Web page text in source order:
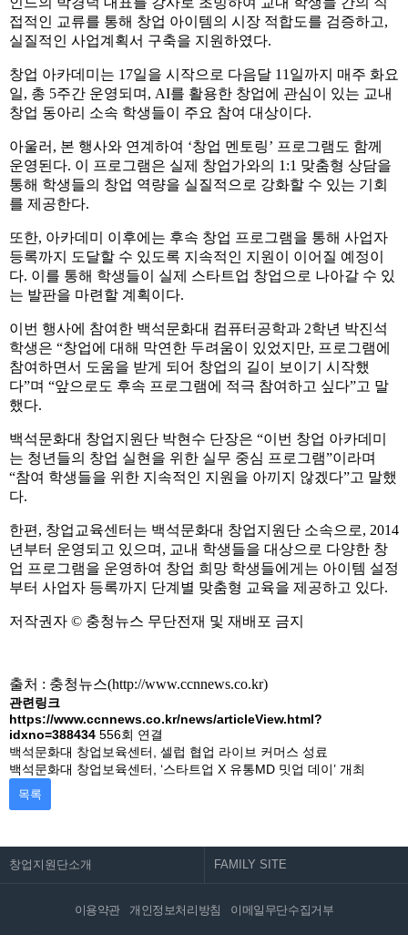
접적인 교류를 통해 창업 아이템의 시장 적합도를 검증하고,
실질적인 사업계획서 구축을 지원하였다.
창업 아카데미는 17일을 시작으로 다음달 11일까지 매주 화요
일, 총 5주간 운영되며, AI를 활용한 창업에 관심이 있는 교내
창업 동아리 소속 학생들이 주요 참여 대상이다.
아울러, 본 행사와 연계하여 ‘창업 멘토링’ 프로그램도 함께
운영된다. 이 프로그램은 실제 창업가와의 1:1 맞춤형 상담을
통해 학생들의 창업 역량을 실질적으로 강화할 수 있는 기회
를 제공한다.
또한, 아카데미 이후에는 후속 창업 프로그램을 통해 사업자
등록까지 도달할 수 있도록 지속적인 지원이 이어질 예정이
다. 이를 통해 학생들이 실제 스타트업 창업으로 나아갈 수 있
는 발판을 마련할 계획이다.
이번 행사에 참여한 백석문화대 컴퓨터공학과 2학년 박진석
학생은 “창업에 대해 막연한 두려움이 있었지만, 프로그램에
참여하면서 도움을 받게 되어 창업의 길이 보이기 시작했
다”며 “앞으로도 후속 프로그램에 적극 참여하고 싶다”고 말
했다.
백석문화대 창업지원단 박현수 단장은 “이번 창업 아카데미
는 청년들의 창업 실현을 위한 실무 중심 프로그램”이라며
“참여 학생들을 위한 지속적인 지원을 아끼지 않겠다”고 말했
다.
한편, 창업교육센터는 백석문화대 창업지원단 소속으로, 2014
년부터 운영되고 있으며, 교내 학생들을 대상으로 다양한 창
업 프로그램을 운영하여 창업 희망 학생들에게는 아이템 설정
부터 사업자 등록까지 단계별 맞춤형 교육을 제공하고 있다.
저작권자 © 충청뉴스 무단전재 및 재배포 금지
출처 : 충청뉴스(http://www.ccnnews.co.kr)
관련링크
https://www.ccnnews.co.kr/news/articleView.html?
idxno=388434 556회 연결
백석문화대 창업보육센터, 셀럽 협업 라이브 커머스 성료
백석문화대 창업보육센터, ‘스타트업 X 유통MD 밋업 데이’ 개최
목록
창업지원단소개
이용약관 개인정보처리방침 이메일무단수집거부